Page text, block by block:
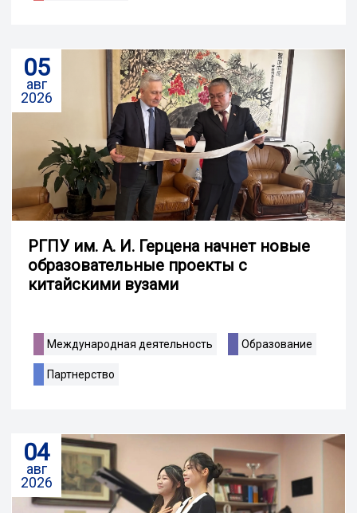
05
авг
2026
РГПУ им. А. И. Герцена начнет новые
образовательные проекты с
китайскими вузами
Международная деятельность Образование
Партнерство
04
авг
2026